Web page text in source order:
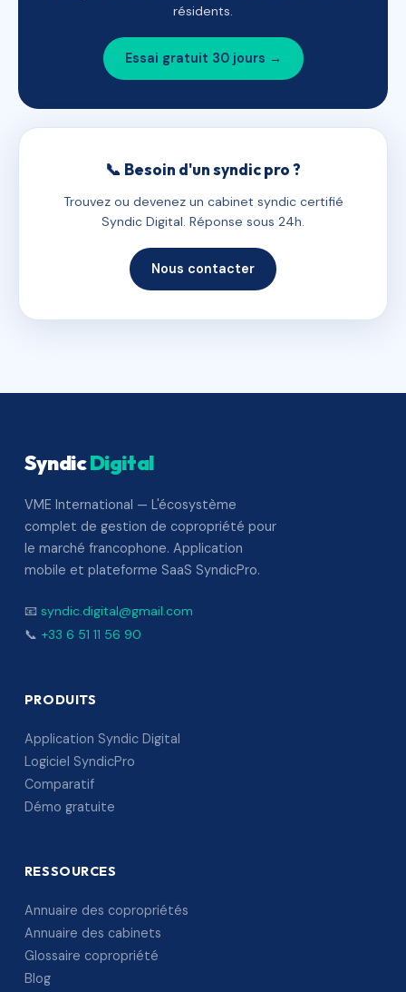
résidents.
Essai gratuit 30 jours →
📞 Besoin d'un syndic pro ?
Trouvez ou devenez un cabinet syndic certifié
Syndic Digital. Réponse sous 24h.
Nous contacter
SyndicDigital
VME International — L'écosystème
complet de gestion de copropriété pour
le marché francophone. Application
mobile et plateforme SaaS SyndicPro.
📧 syndic.digital@gmail.com
📞 +33 6 51 11 56 90
PRODUITS
Application Syndic Digital
Logiciel SyndicPro
Comparatif
Démo gratuite
RESSOURCES
Annuaire des copropriétés
Annuaire des cabinets
Glossaire copropriété
Blog